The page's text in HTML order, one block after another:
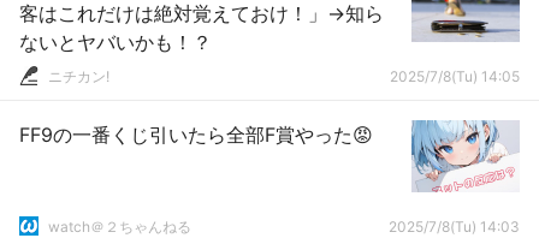
客はこれだけは絶対覚えておけ！」→知ら
ないとヤバいかも！？
ニチカン! 2025/7/8(Tu) 14:05
FF9の一番くじ引いたら全部F賞やった😡
watch＠２ちゃんねる 2025/7/8(Tu) 14:03